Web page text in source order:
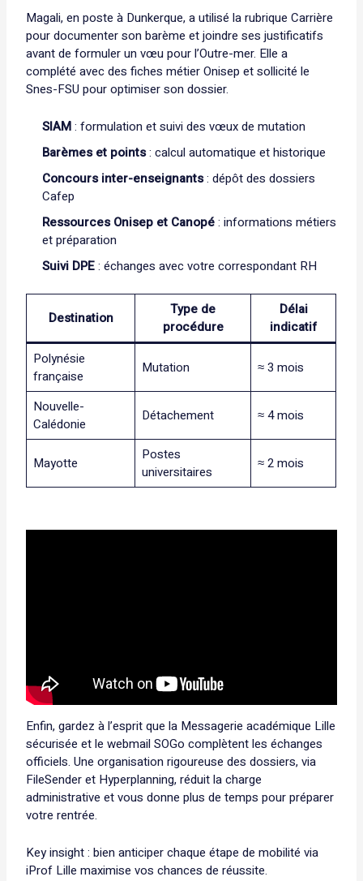
Magali, en poste à Dunkerque, a utilisé la rubrique Carrière
pour documenter son barème et joindre ses justificatifs
avant de formuler un vœu pour l’Outre-mer. Elle a
complété avec des fiches métier Onisep et sollicité le
Snes-FSU pour optimiser son dossier.
SIAM: formulation et suivi des vœux de mutation
Barèmes et points: calcul automatique et historique
Concours inter-enseignants: dépôt des dossiers
Cafep
Ressources Onisep et Canopé: informations métiers
et préparation
Suivi DPE: échanges avec votre correspondant RH
Destination
Type de
procédure
Délai
indicatif
Polynésie
française
Mutation ≈ 3 mois
Nouvelle-
Calédonie
Détachement ≈ 4 mois
Mayotte
Postes
universitaires
≈ 2 mois
Enfin, gardez à l’esprit que la Messagerie académique Lille
sécurisée et le webmail SOGo complètent les échanges
officiels. Une organisation rigoureuse des dossiers, via
FileSender et Hyperplanning, réduit la charge
administrative et vous donne plus de temps pour préparer
votre rentrée.
Key insight : bien anticiper chaque étape de mobilité via
iProf Lille maximise vos chances de réussite.